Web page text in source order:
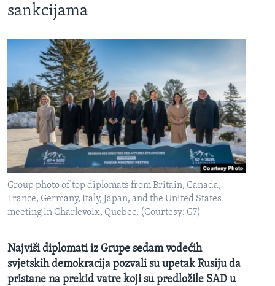
sankcijama
Group photo of top diplomats from Britain, Canada,
France, Germany, Italy, Japan, and the United States
meeting in Charlevoix, Quebec. (Courtesy: G7)
Najviši diplomati iz Grupe sedam vodećih
svjetskih demokracija pozvali su upetak Rusiju da
pristane na prekid vatre koji su predložile SAD u